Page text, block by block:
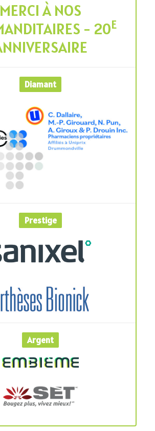
MERCI À NOS
- 20E
Diamant
Prestige
Argent